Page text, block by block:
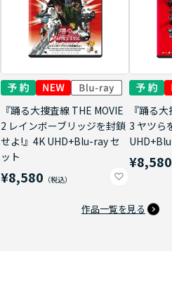
『踊る大捜査線 THE MOVIE
2 レインボーブリッジを封鎖
せよ!』4K UHD+Blu-ray セ
ット
¥8,580
『踊る
3 ヤツら
¥8,580
作品一覧を見る